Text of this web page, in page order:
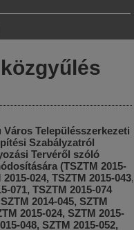
Településszerkezeti
Szabályzatról
Tervéről szóló
(TSZTM 2015-
024, TSZTM 2015-043,
071, TSZTM 2015-074
2014-045, SZTM
2015-024, SZTM 2015-
048, SZTM 2015-052,